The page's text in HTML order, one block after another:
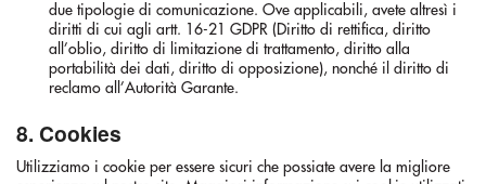
due tipologie di comunicazione. Ove applicabili, avete altresì i
diritti di cui agli artt. 16-21 GDPR (Diritto di rettifica, diritto
all’oblio, diritto di limitazione di trattamento, diritto alla
portabilità dei dati, diritto di opposizione), nonché il diritto di
reclamo all’Autorità Garante.
8. Cookies
Utilizziamo i cookie per essere sicuri che possiate avere la migliore